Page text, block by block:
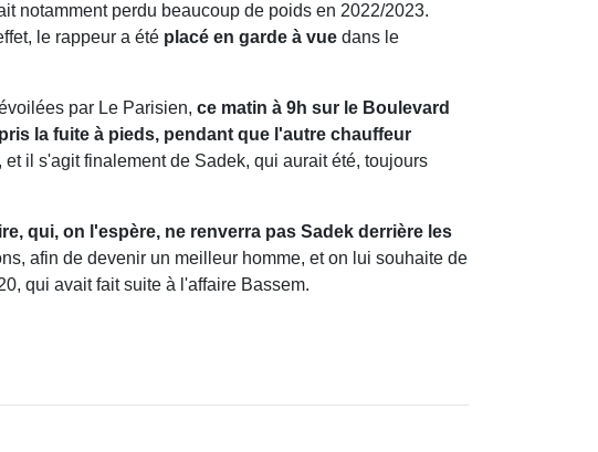
notamment perdu beaucoup de poids en 2022/2023.
le rappeur a été placé en garde à vue dans le
par Le Parisien, ce matin à 9h sur le Boulevard
la fuite à pieds, pendant que l'autre chauffeur
il s'agit finalement de Sadek, qui aurait été, toujours
qui, on l'espère, ne renverra pas Sadek derrière les
afin de devenir un meilleur homme, et on lui souhaite de
qui avait fait suite à l'affaire Bassem.